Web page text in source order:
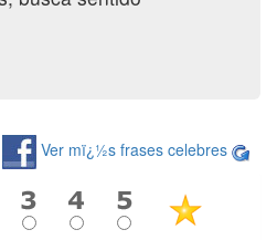
Ver mï¿½s frases celebres